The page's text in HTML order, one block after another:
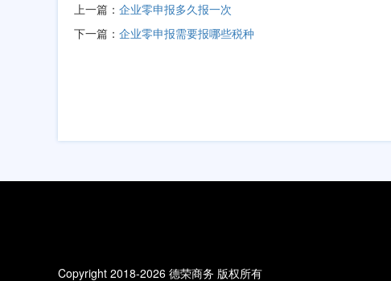
上一篇： 企业零申报多久报一次
下一篇： 企业零申报需要报哪些税种
Copyright 2018-2026 德荣商务 版权所有